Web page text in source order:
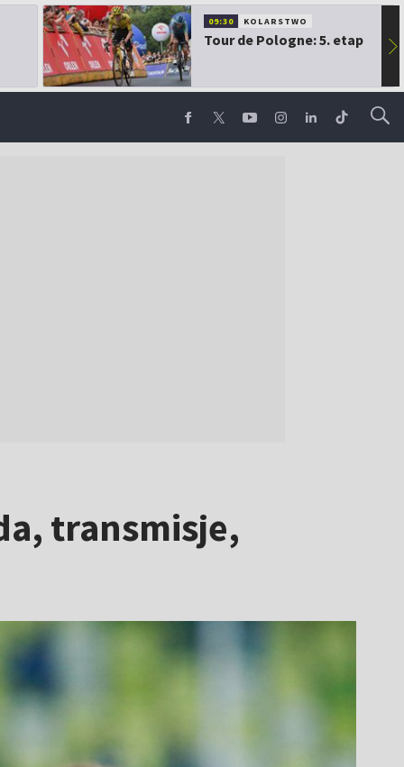
09:30 KOLARSTWO
Tour de Pologne: 5. etap ▶
transmisje,